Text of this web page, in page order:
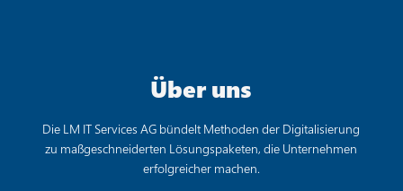
Über uns
Die LM IT Services AG bündelt Methoden der Digitalisierung
zu maßgeschneiderten Lösungspaketen, die Unternehmen
erfolgreicher machen.